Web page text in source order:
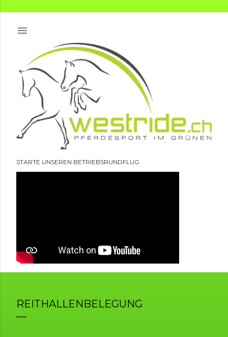
Direkt zum Hauptbereich
STARTE UNSEREN BETRIEBSRUNDFLUG
REITHALLENBELEGUNG